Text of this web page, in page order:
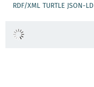
RDF/XML TURTLE JSON-LD